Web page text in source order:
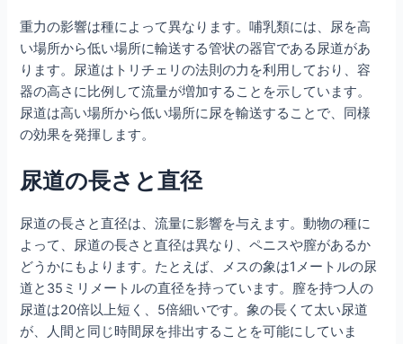
重力の影響は種によって異なります。哺乳類には、尿を高
い場所から低い場所に輸送する管状の器官である尿道があ
ります。尿道はトリチェリの法則の力を利用しており、容
器の高さに比例して流量が増加することを示しています。
尿道は高い場所から低い場所に尿を輸送することで、同様
の効果を発揮します。
尿道の長さと直径
尿道の長さと直径は、流量に影響を与えます。動物の種に
よって、尿道の長さと直径は異なり、ペニスや膣があるか
どうかにもよります。たとえば、メスの象は1メートルの尿
道と35ミリメートルの直径を持っています。膣を持つ人の
尿道は20倍以上短く、5倍細いです。象の長くて太い尿道
が、人間と同じ時間尿を排出することを可能にしていま